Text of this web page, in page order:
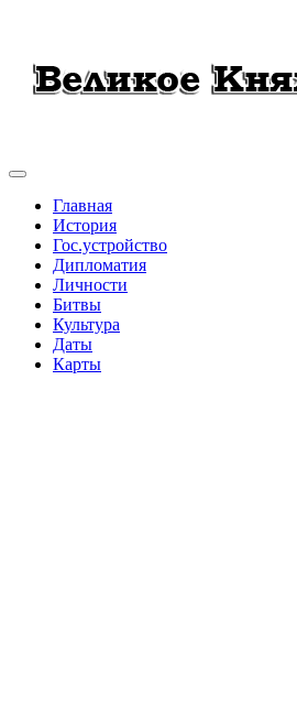
Главная
История
Гос.устройство
Дипломатия
Личности
Битвы
Культура
Даты
Карты